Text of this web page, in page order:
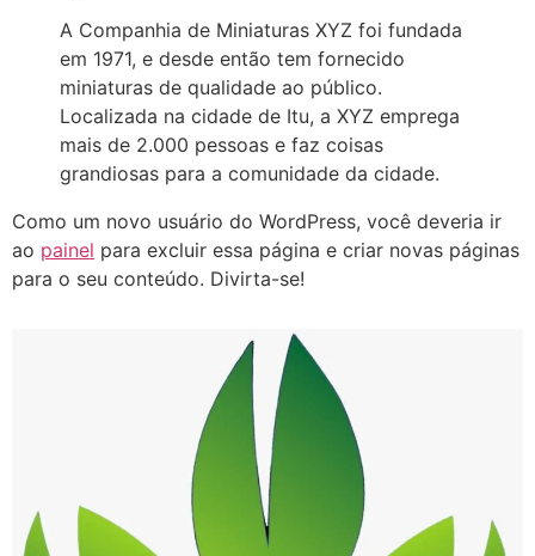
A Companhia de Miniaturas XYZ foi fundada
em 1971, e desde então tem fornecido
miniaturas de qualidade ao público.
Localizada na cidade de Itu, a XYZ emprega
mais de 2.000 pessoas e faz coisas
grandiosas para a comunidade da cidade.
Como um novo usuário do WordPress, você deveria ir
ao painel para excluir essa página e criar novas páginas
para o seu conteúdo. Divirta-se!